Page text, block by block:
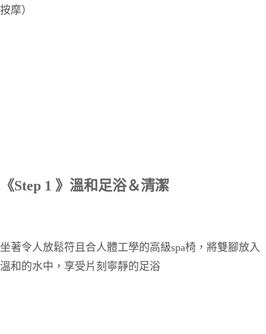
按摩）
《Step 1 》溫和足浴＆清潔
坐著令人放鬆符且合人體工學的高級spa椅，將雙腳放入
溫和的水中，享受片刻寧靜的足浴